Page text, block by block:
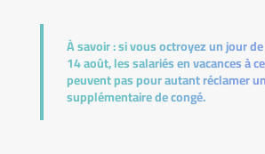
À savoir :si vous octroyez un jour
14 août, les salariés en vacances à
peuvent pas pour autant réclamer
supplémentaire de congé.